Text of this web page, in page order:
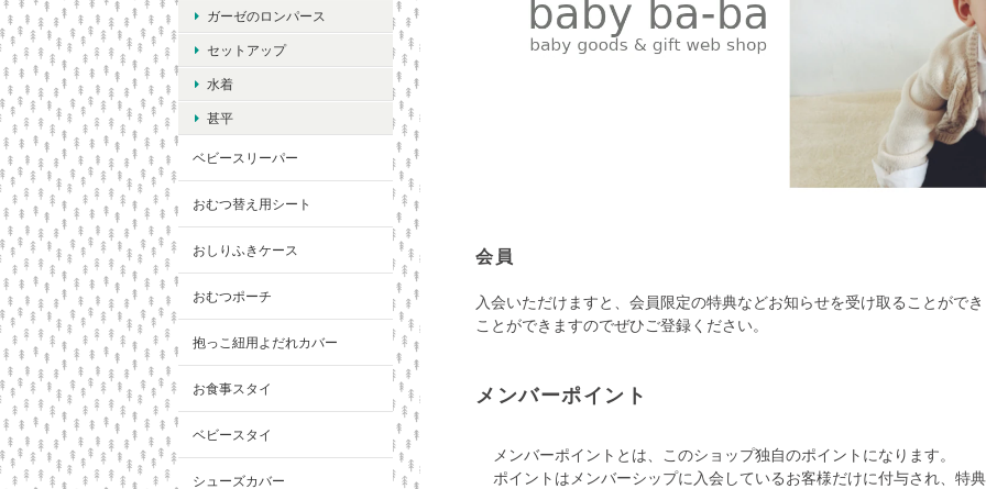
会員
入会いただけますと、会員限定の特典などお知らせを受け取ることがで
ことができますのでぜひご登録ください。
メンバーポイント
メンバーポイントとは、このショップ独自のポイントになります。
ポイントはメンバーシップに入会しているお客様だけに付与され、特
ガーゼのロンパース
セットアップ
水着
甚平
ベビースリーパー
おむつ替え用シート
おしりふきケース
おむつポーチ
抱っこ紐用よだれカバー
お食事スタイ
ベビースタイ
シューズカバー